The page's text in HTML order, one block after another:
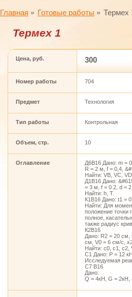
Главная Готовые работы Термех
Термех 1
Цена, руб. 300
Номер работы 704
Предмет Технология
Тип работы Контрольная
Объем, стр. 10
Оглавление
Д6В16 Дано: m =
R = 2 м, f = 0,4,
Найти: VB, VC,
Д1В16 Дано:
= 3 м, f = 0.2, d =
Найти: h, T.
К1В16 Дано: t1 =
Найти: Для
положение точки
полное,
также радиус
К2В16
Дано: R2 = 20
см, V0 = 6 см/с,
Найти: c0, c1, c2,
С1 Дано: P = 12
Исследуемая
С7 В16
Дано:
Q = 4кН, G = 2кН,